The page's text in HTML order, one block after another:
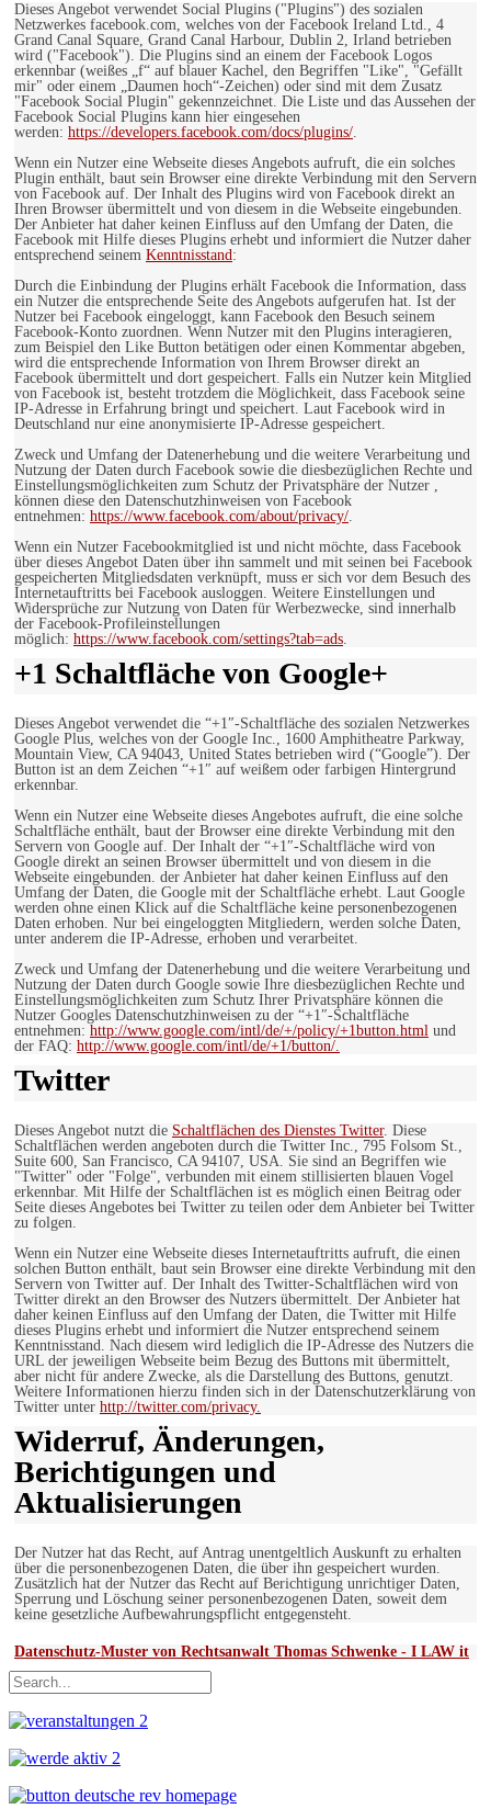
Dieses Angebot verwendet Social Plugins ("Plugins") des sozialen
Netzwerkes facebook.com, welches von der Facebook Ireland Ltd., 4
Grand Canal Square, Grand Canal Harbour, Dublin 2, Irland betrieben
wird ("Facebook"). Die Plugins sind an einem der Facebook Logos
erkennbar (weißes „f“ auf blauer Kachel, den Begriffen "Like", "Gefällt
mir" oder einem „Daumen hoch“-Zeichen) oder sind mit dem Zusatz
"Facebook Social Plugin" gekennzeichnet. Die Liste und das Aussehen der
Facebook Social Plugins kann hier eingesehen
werden: https://developers.facebook.com/docs/plugins/.
Wenn ein Nutzer eine Webseite dieses Angebots aufruft, die ein solches
Plugin enthält, baut sein Browser eine direkte Verbindung mit den Servern
von Facebook auf. Der Inhalt des Plugins wird von Facebook direkt an
Ihren Browser übermittelt und von diesem in die Webseite eingebunden.
Der Anbieter hat daher keinen Einfluss auf den Umfang der Daten, die
Facebook mit Hilfe dieses Plugins erhebt und informiert die Nutzer daher
entsprechend seinem Kenntnisstand:
Durch die Einbindung der Plugins erhält Facebook die Information, dass
ein Nutzer die entsprechende Seite des Angebots aufgerufen hat. Ist der
Nutzer bei Facebook eingeloggt, kann Facebook den Besuch seinem
Facebook-Konto zuordnen. Wenn Nutzer mit den Plugins interagieren,
zum Beispiel den Like Button betätigen oder einen Kommentar abgeben,
wird die entsprechende Information von Ihrem Browser direkt an
Facebook übermittelt und dort gespeichert. Falls ein Nutzer kein Mitglied
von Facebook ist, besteht trotzdem die Möglichkeit, dass Facebook seine
IP-Adresse in Erfahrung bringt und speichert. Laut Facebook wird in
Deutschland nur eine anonymisierte IP-Adresse gespeichert.
Zweck und Umfang der Datenerhebung und die weitere Verarbeitung und
Nutzung der Daten durch Facebook sowie die diesbezüglichen Rechte und
Einstellungsmöglichkeiten zum Schutz der Privatsphäre der Nutzer ,
können diese den Datenschutzhinweisen von Facebook
entnehmen: https://www.facebook.com/about/privacy/.
Wenn ein Nutzer Facebookmitglied ist und nicht möchte, dass Facebook
über dieses Angebot Daten über ihn sammelt und mit seinen bei Facebook
gespeicherten Mitgliedsdaten verknüpft, muss er sich vor dem Besuch des
Internetauftritts bei Facebook ausloggen. Weitere Einstellungen und
Widersprüche zur Nutzung von Daten für Werbezwecke, sind innerhalb
der Facebook-Profileinstellungen
möglich: https://www.facebook.com/settings?tab=ads.
+1 Schaltfläche von Google+
Dieses Angebot verwendet die “+1″-Schaltfläche des sozialen Netzwerkes
Google Plus, welches von der Google Inc., 1600 Amphitheatre Parkway,
Mountain View, CA 94043, United States betrieben wird (“Google”). Der
Button ist an dem Zeichen “+1″ auf weißem oder farbigen Hintergrund
erkennbar.
Wenn ein Nutzer eine Webseite dieses Angebotes aufruft, die eine solche
Schaltfläche enthält, baut der Browser eine direkte Verbindung mit den
Servern von Google auf. Der Inhalt der “+1″-Schaltfläche wird von
Google direkt an seinen Browser übermittelt und von diesem in die
Webseite eingebunden. der Anbieter hat daher keinen Einfluss auf den
Umfang der Daten, die Google mit der Schaltfläche erhebt. Laut Google
werden ohne einen Klick auf die Schaltfläche keine personenbezogenen
Daten erhoben. Nur bei eingeloggten Mitgliedern, werden solche Daten,
unter anderem die IP-Adresse, erhoben und verarbeitet.
Zweck und Umfang der Datenerhebung und die weitere Verarbeitung und
Nutzung der Daten durch Google sowie Ihre diesbezüglichen Rechte und
Einstellungsmöglichkeiten zum Schutz Ihrer Privatsphäre können die
Nutzer Googles Datenschutzhinweisen zu der “+1″-Schaltfläche
entnehmen: http://www.google.com/intl/de/+/policy/+1button.html und
der FAQ: http://www.google.com/intl/de/+1/button/.
Twitter
Dieses Angebot nutzt die Schaltflächen des Dienstes Twitter. Diese
Schaltflächen werden angeboten durch die Twitter Inc., 795 Folsom St.,
Suite 600, San Francisco, CA 94107, USA. Sie sind an Begriffen wie
"Twitter" oder "Folge", verbunden mit einem stillisierten blauen Vogel
erkennbar. Mit Hilfe der Schaltflächen ist es möglich einen Beitrag oder
Seite dieses Angebotes bei Twitter zu teilen oder dem Anbieter bei Twitter
zu folgen.
Wenn ein Nutzer eine Webseite dieses Internetauftritts aufruft, die einen
solchen Button enthält, baut sein Browser eine direkte Verbindung mit den
Servern von Twitter auf. Der Inhalt des Twitter-Schaltflächen wird von
Twitter direkt an den Browser des Nutzers übermittelt. Der Anbieter hat
daher keinen Einfluss auf den Umfang der Daten, die Twitter mit Hilfe
dieses Plugins erhebt und informiert die Nutzer entsprechend seinem
Kenntnisstand. Nach diesem wird lediglich die IP-Adresse des Nutzers die
URL der jeweiligen Webseite beim Bezug des Buttons mit übermittelt,
aber nicht für andere Zwecke, als die Darstellung des Buttons, genutzt.
Weitere Informationen hierzu finden sich in der Datenschutzerklärung von
Twitter unter http://twitter.com/privacy.
Widerruf, Änderungen,
Berichtigungen und
Aktualisierungen
Der Nutzer hat das Recht, auf Antrag unentgeltlich Auskunft zu erhalten
über die personenbezogenen Daten, die über ihn gespeichert wurden.
Zusätzlich hat der Nutzer das Recht auf Berichtigung unrichtiger Daten,
Sperrung und Löschung seiner personenbezogenen Daten, soweit dem
keine gesetzliche Aufbewahrungspflicht entgegensteht.
Datenschutz-Muster von Rechtsanwalt Thomas Schwenke - I LAW it